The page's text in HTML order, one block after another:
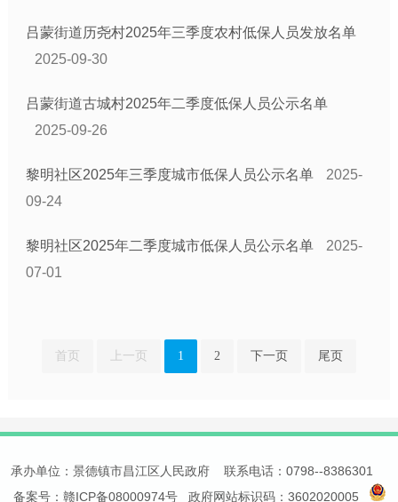
吕蒙街道历尧村2025年三季度农村低保人员发放名单
2025-09-30
吕蒙街道古城村2025年二季度低保人员公示名单
2025-09-26
黎明社区2025年三季度城市低保人员公示名单
2025-
09-24
黎明社区2025年二季度城市低保人员公示名单
2025-
07-01
首页 上一页 1 2 下一页 尾页
承办单位：景德镇市昌江区人民政府 联系电话：0798--8386301
备案号：赣ICP备08000974号政府网站标识码：3602020005